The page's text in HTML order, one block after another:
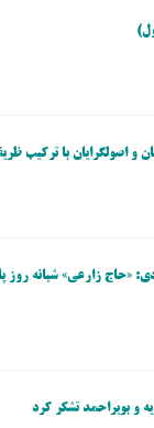
«حاج زارعی» شبانه روز
و بویراحمد تشکر کرد